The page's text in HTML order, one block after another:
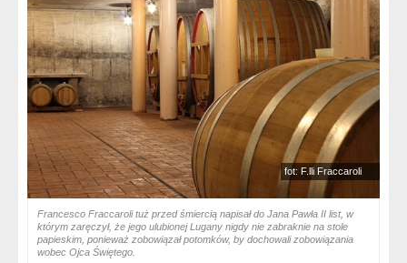
fot: F.lli Fraccaroli
Francesco Fraccaroli tuż przed śmiercią napisał do Jana Pawła II list, w
którym zaręczył, że jego ulubionej Lugany nigdy nie zabraknie na stole
papieskim, ponieważ zobowiązał potomków, by dochowali zobowiązania
wobec Ojca Świętego.